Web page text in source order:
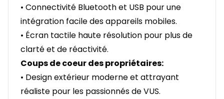
• Connectivité Bluetooth et USB pour une
intégration facile des appareils mobiles.
• Écran tactile haute résolution pour plus de
clarté et de réactivité.
Coups de coeur des propriétaires:
• Design extérieur moderne et attrayant
réaliste pour les passionnés de VUS.